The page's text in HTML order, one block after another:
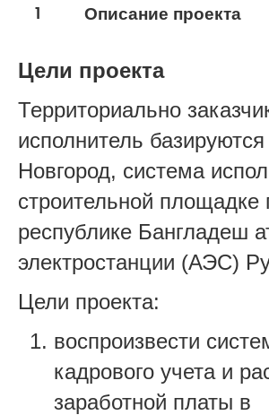
1 Описание проекта
Цели проекта
Территориально
исполнитель
Новгород, система
строительной площадке
республике Бангладеш
электростанции (АЭС)
Цели проекта:
воспроизвести
кадрового учета и
заработной платы в